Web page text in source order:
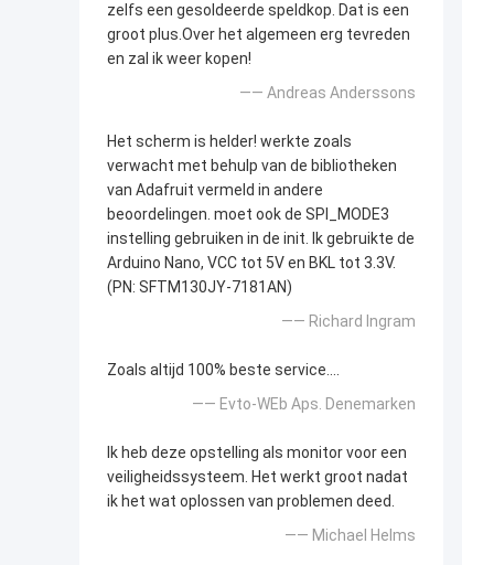
zelfs een gesoldeerde speldkop. Dat is een
groot plus.Over het algemeen erg tevreden
en zal ik weer kopen!
—— Andreas Anderssons
Het scherm is helder! werkte zoals
verwacht met behulp van de bibliotheken
van Adafruit vermeld in andere
beoordelingen. moet ook de SPI_MODE3
instelling gebruiken in de init. Ik gebruikte de
Arduino Nano, VCC tot 5V en BKL tot 3.3V.
(PN: SFTM130JY-7181AN)
—— Richard Ingram
Zoals altijd 100% beste service....
—— Evto-WEb Aps. Denemarken
Ik heb deze opstelling als monitor voor een
veiligheidssysteem. Het werkt groot nadat
ik het wat oplossen van problemen deed.
—— Michael Helms